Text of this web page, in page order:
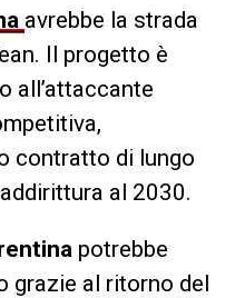
avrebbe la strada
Il progetto è
all’attaccante
contratto di lungo
al 2030.
potrebbe
grazie al ritorno del